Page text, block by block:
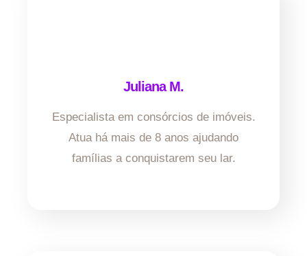
Juliana M.
Especialista em consórcios de imóveis.
Atua há mais de 8 anos ajudando
famílias a conquistarem seu lar.